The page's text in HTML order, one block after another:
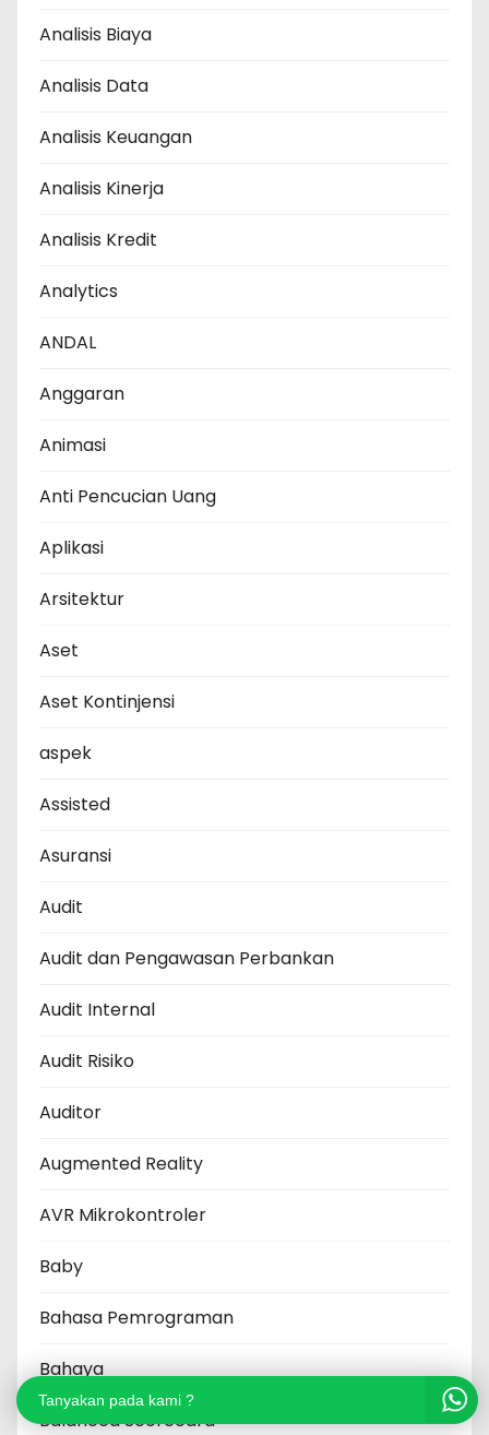
Analisis Biaya
Analisis Data
Analisis Keuangan
Analisis Kinerja
Analisis Kredit
Analytics
ANDAL
Anggaran
Animasi
Anti Pencucian Uang
Aplikasi
Arsitektur
Aset
Aset Kontinjensi
aspek
Assisted
Asuransi
Audit
Audit dan Pengawasan Perbankan
Audit Internal
Audit Risiko
Auditor
Augmented Reality
AVR Mikrokontroler
Baby
Bahasa Pemrograman
Bahaya
Balanced Scorecard
Tanyakan pada kami ?